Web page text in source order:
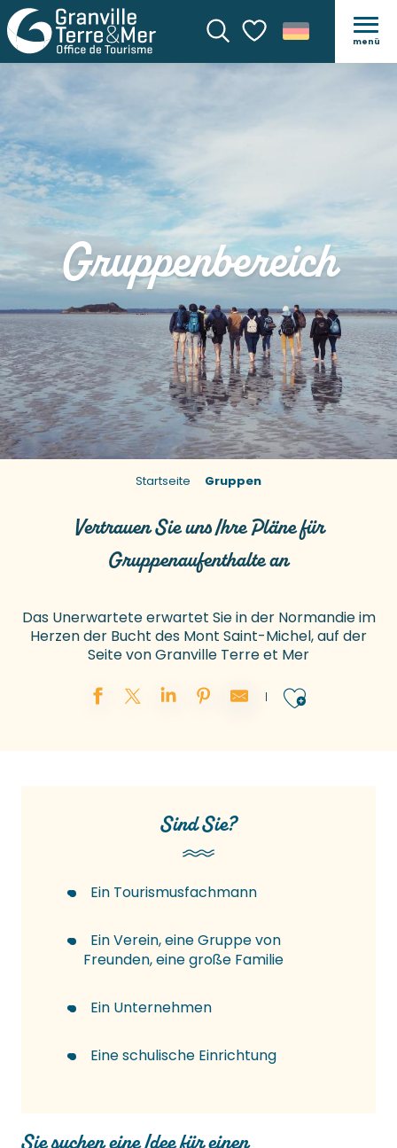
SucheVoir les favoris
menü
Gruppenbereich
Startseite Gruppen
Vertrauen Sie uns Ihre Pläne für
Gruppenaufenthalte an
Das Unerwartete erwartet Sie in der Normandie im
Herzen der Bucht des Mont Saint-Michel, auf der
Seite von Granville Terre et Mer
Sind Sie?
Ein Tourismusfachmann
Ein Verein, eine Gruppe von
Freunden, eine große Familie
Ein Unternehmen
Eine schulische Einrichtung
Sie suchen eine Idee für einen